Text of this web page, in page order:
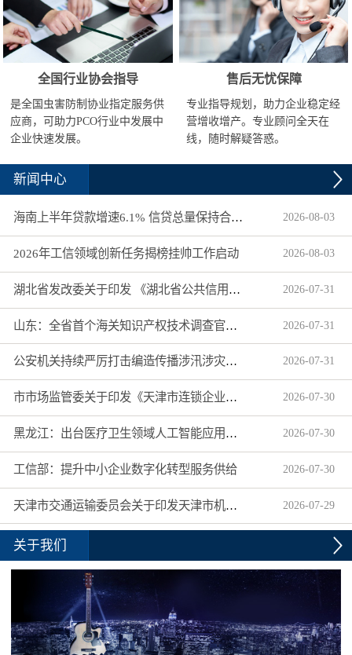
全国行业协会指导
是全国虫害防制协业指定服务供
应商，可助力PCO行业中发展中
企业快速发展。
售后无忧保障
专业指导规划，助力企业稳定经
营增收增产。专业顾问全天在
线，随时解疑答惑。
新闻中心
海南上半年贷款增速6.1% 信贷总量保持合理平稳增长 2026-08-03
2026年工信领域创新任务揭榜挂帅工作启动 2026-08-03
湖北省发改委关于印发 《湖北省公共信用信息目录（2026年版）》的通知 2026-07-31
山东：全省首个海关知识产权技术调查官制度落地济南自贸片区 2026-07-31
公安机关持续严厉打击编造传播涉汛涉灾网络谣言 2026-07-31
市市场监管委关于印发《天津市连锁企业食品经营许可“先证后核”信用承诺审批实施办法》的通知 2026-07-30
黑龙江：出台医疗卫生领域人工智能应用工作实施方案 2026-07-30
工信部：提升中小企业数字化转型服务供给 2026-07-30
天津市交通运输委员会关于印发天津市机动车驾驶员培训机构及教练员综合信用评价管理办法的通知 2026-07-29
关于我们